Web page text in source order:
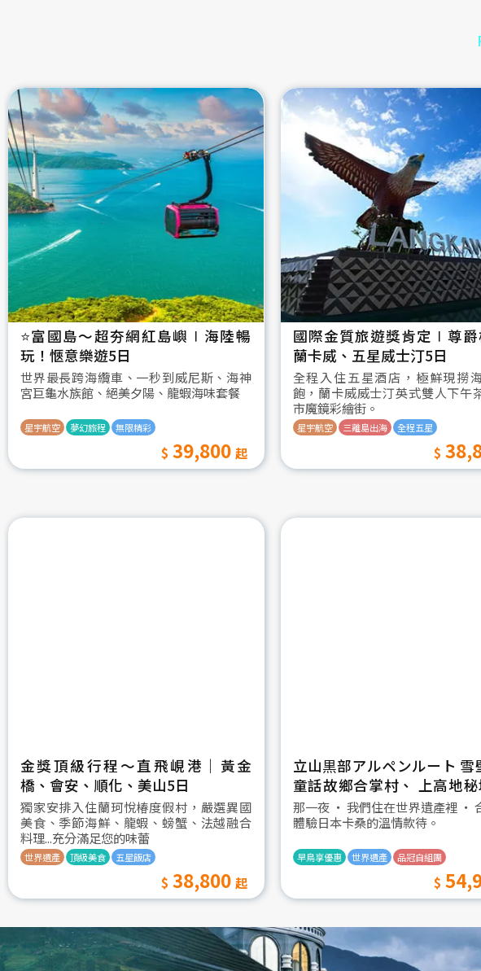
⭐️富國島～超夯網紅島嶼∣海陸暢
玩！愜意樂遊5日
世界最長跨海纜車、一秒到威尼斯、海神
宮巨龜水族館、絕美夕陽、龍蝦海味套餐
星宇航空 夢幻旅程 無限精彩
39,800
國際金質旅遊獎肯定∣尊爵
蘭卡威、五星威士汀5日
全程入住五星酒店，極鮮現撈
飽，蘭卡威威士汀英式雙人下午
市魔鏡彩繪街。
星宇航空 三離島出海 全程五星
金獎頂級行程～直飛峴港｜黃金
橋、會安、順化、美山5日
獨家安排入住蘭珂悅椿度假村，嚴選異國
美食、季節海鮮、龍蝦、螃蟹、法越融合
料理...充分滿足您的味蕾
世界遺產 頂級美食 五星飯店
38,800
立山黒部アルペンルート 雪
童話故鄉合掌村、 上高地
村古街町5日
那一夜 ‧ 我們住在世界遺產裡 ‧
體驗日本卡桑的溫情款待。
早鳥享優惠 世界遺產 品冠自組團